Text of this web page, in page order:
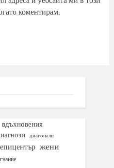
коментирам.
вдъхновения
диагонали
епицентър жени